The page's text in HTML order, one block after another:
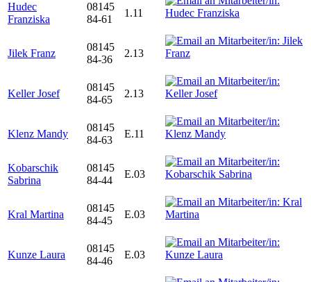
Hudec
Franziska
08145
84-61
1.11
Jilek Franz
08145
84-36
2.13
Keller Josef
08145
84-65
2.13
Klenz Mandy
08145
84-63
E.11
Kobarschik
Sabrina
08145
84-44
E.03
Kral Martina
08145
84-45
E.03
Kunze Laura
08145
84-46
E.03